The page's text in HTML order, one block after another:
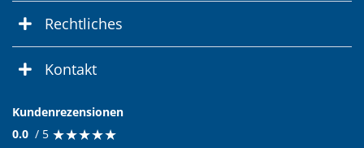
Rechtliches
Kontakt
Kundenrezensionen
0.0 / 5 ★★★★★
★★★★★